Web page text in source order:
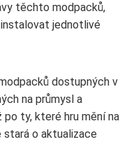
těchto modpacků,
jednotlivé
dostupných v
na průmysl a
po ty, které hru mění na
stará o aktualizace